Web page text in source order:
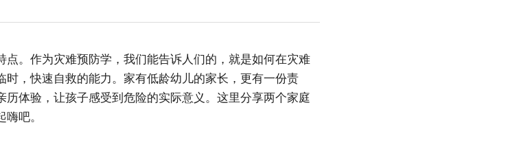
。作为灾难预防学，我们能告诉人们的，就是如何在灾难
，快速自救的能力。家有低龄幼儿的家长，更有一份责
体验，让孩子感受到危险的实际意义。这里分享两个家庭
吧。